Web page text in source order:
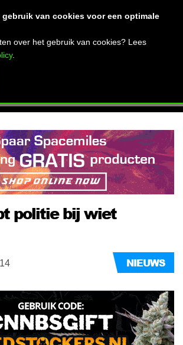
politie bij wiet
NIEUWS
gebruik van cookies voor een optimale
over het gebruik van cookies? Lees
.